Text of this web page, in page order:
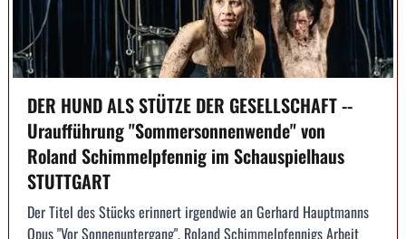
DER HUND ALS STÜTZE DER GESELLSCHAFT --
Uraufführung "Sommersonnenwende" von
Roland Schimmelpfennig im Schauspielhaus
STUTTGART
Der Titel des Stücks erinnert irgendwie an Gerhard Hauptmanns
Opus "Vor Sonnenuntergang". Roland Schimmelpfennigs Arbeit